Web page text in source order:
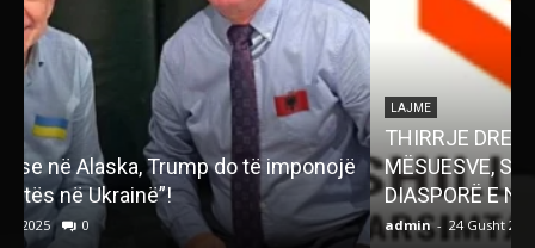
LAJME
THIRRJE DREJTUAR MËSUESVE, LIDHJEVE TË
MËSUESVE, SHOQATAVE SHQIPTARE NË
DIASPORË E NË MËRGATË
admin 24 Gusht 2023 0